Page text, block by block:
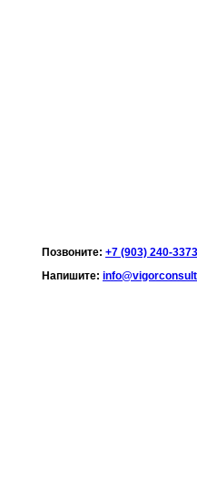
Позвоните: +7 (903) 240-3373
Напишите: